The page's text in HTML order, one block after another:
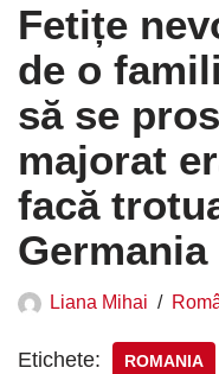
Fetițe
de o
să se
majorat
facă
Germania
Liana Mihai
Etichete: ROMANIA